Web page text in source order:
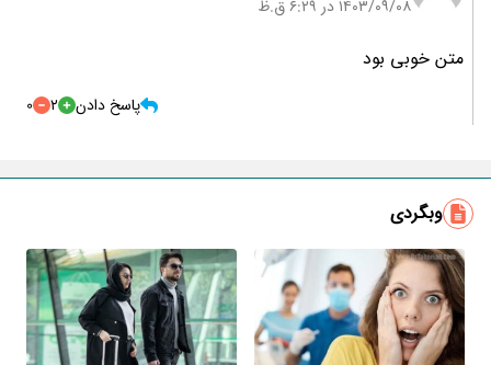
۱۴۰۳/۰۹/۰۸ در 6:29 ق.ظ
متن خوبی بود
پاسخ دادن 2
0
وبگردی